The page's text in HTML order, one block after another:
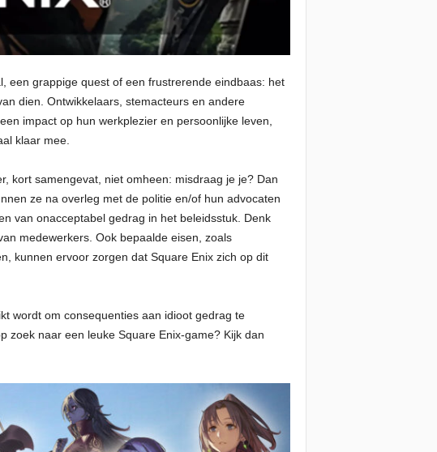
een grappige quest of een frustrerende eindbaas: het
dien. Ontwikkelaars, stemacteurs en andere
impact op hun werkplezier en persoonlijke leven,
klaar mee.
kort samengevat, niet omheen: misdraag je je? Dan
ze na overleg met de politie en/of hun advocaten
van onacceptabel gedrag in het beleidsstuk. Denk
medewerkers. Ook bepaalde eisen, zoals
kunnen ervoor zorgen dat Square Enix zich op dit
wordt om consequenties aan idioot gedrag te
zoek naar een leuke Square Enix-game? Kijk dan